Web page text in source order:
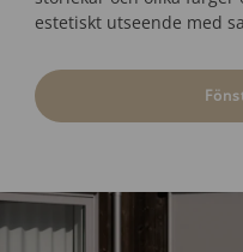
estetiskt utseende med